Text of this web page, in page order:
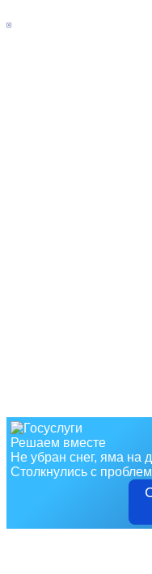
Решаем вместе
Не убран снег, яма на
Столкнулись с